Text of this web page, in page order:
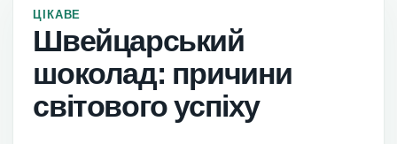
ЦІКАВЕ
Швейцарський
шоколад: причини
світового успіху